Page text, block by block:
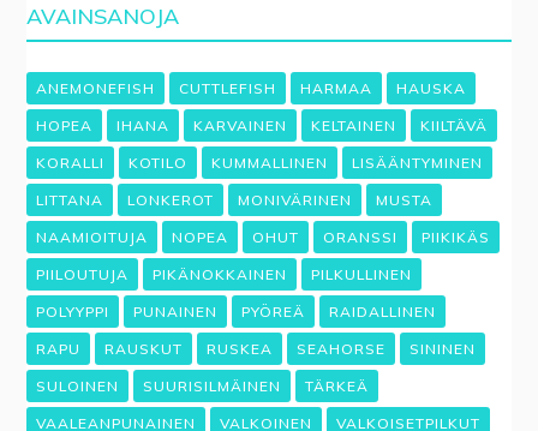
AVAINSANOJA
ANEMONEFISH CUTTLEFISH HARMAA HAUSKA
HOPEA IHANA KARVAINEN KELTAINEN KIILTÄVÄ
KORALLI KOTILO KUMMALLINEN LISÄÄNTYMINEN
LITTANA LONKEROT MONIVÄRINEN MUSTA
NAAMIOITUJA NOPEA OHUT ORANSSI PIIKIKÄS
PIILOUTUJA PIKÄNOKKAINEN PILKULLINEN
POLYYPPI PUNAINEN PYÖREÄ RAIDALLINEN
RAPU RAUSKUT RUSKEA SEAHORSE SININEN
SULOINEN SUURISILMÄINEN TÄRKEÄ
VAALEANPUNAINEN VALKOINEN VALKOISETPILKUT